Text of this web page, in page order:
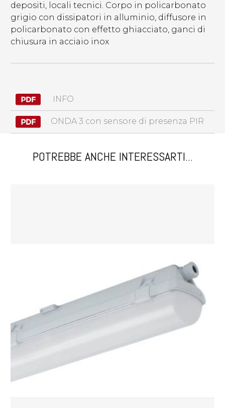
depositi, locali tecnici. Corpo in policarbonato
grigio con dissipatori in alluminio, diffusore in
policarbonato con effetto ghiacciato, ganci di
chiusura in acciaio inox
INFO
ONDA 3 con sensore di presenza PIR
POTREBBE ANCHE INTERESSARTI...